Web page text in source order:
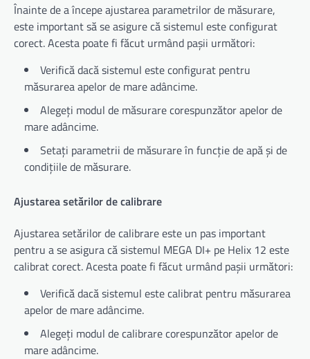
Înainte de a începe ajustarea parametrilor de măsurare,
este important să se asigure că sistemul este configurat
corect. Acesta poate fi făcut urmând pașii următori:
Verifică dacă sistemul este configurat pentru
măsurarea apelor de mare adâncime.
Alegeți modul de măsurare corespunzător apelor de
mare adâncime.
Setați parametrii de măsurare în funcție de apă și de
condițiile de măsurare.
Ajustarea setărilor de calibrare
Ajustarea setărilor de calibrare este un pas important
pentru a se asigura că sistemul MEGA DI+ pe Helix 12 este
calibrat corect. Acesta poate fi făcut urmând pașii următori:
Verifică dacă sistemul este calibrat pentru măsurarea
apelor de mare adâncime.
Alegeți modul de calibrare corespunzător apelor de
mare adâncime.